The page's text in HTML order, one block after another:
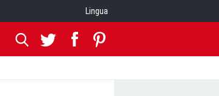
Lingua